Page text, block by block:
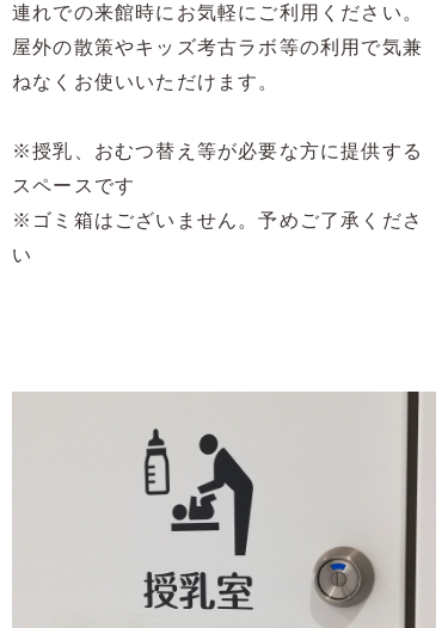
連れでの来館時にお気軽にご利用ください。
屋外の散策やキッズ考古ラボ等の利用で気兼
ねなくお使いいただけます。
※授乳、おむつ替え等が必要な方に提供する
スペースです
※ゴミ箱はございません。予めご了承くださ
い